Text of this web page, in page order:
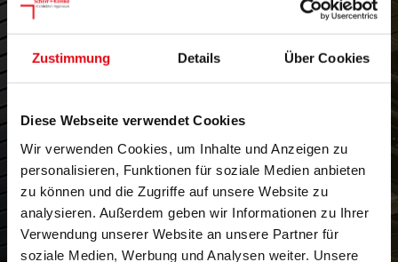
Zustimmung Details Über Cookies
Diese Webseite verwendet Cookies
Wir verwenden Cookies, um Inhalte und Anzeigen zu
personalisieren, Funktionen für soziale Medien anbieten
zu können und die Zugriffe auf unsere Website zu
analysieren. Außerdem geben wir Informationen zu Ihrer
Verwendung unserer Website an unsere Partner für
soziale Medien, Werbung und Analysen weiter. Unsere